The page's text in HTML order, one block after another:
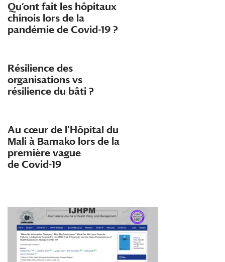
Qu’ont fait les hôpitaux
chinois lors de la
pandémie de Covid-19 ?
Résilience des
organisations vs
résilience du bâti ?
Au cœur de l’Hôpital du
Mali à Bamako lors de la
première vague
de Covid-19